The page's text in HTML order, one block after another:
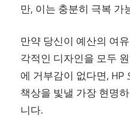
만, 이는 충분히 극복 가
만약 당신이 예산의 여
각적인 디자인을 모두
에 거부감이 없다면,
책상을 빛낼 가장 현명
니다.